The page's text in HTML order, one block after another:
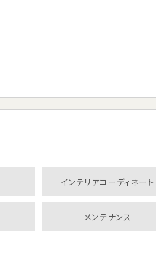
インテリアコーディネート
メンテナンス